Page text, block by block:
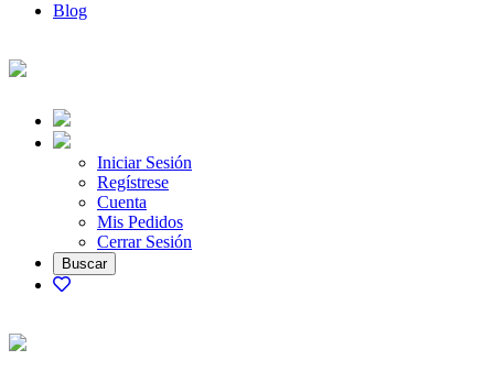
Blog
Iniciar Sesión
Regístrese
Cuenta
Mis Pedidos
Cerrar Sesión